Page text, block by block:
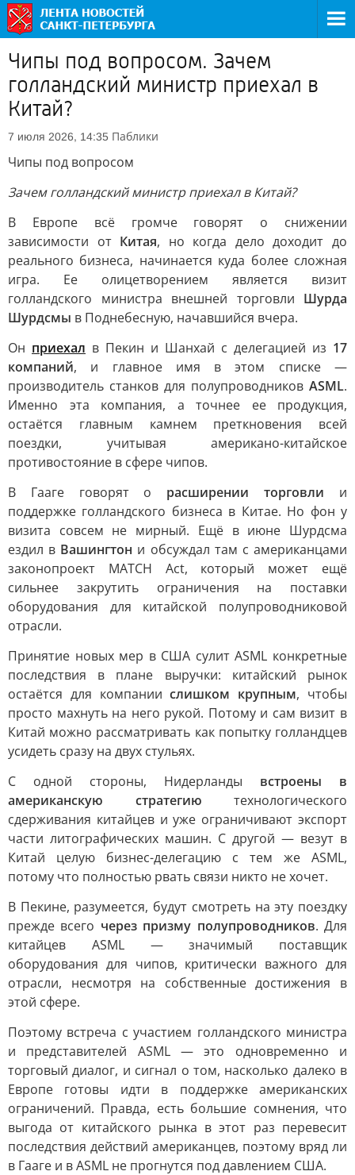
Чипы под вопросом. Зачем
голландский министр приехал в
Китай?
7 июля 2026, 14:35 Паблики
Чипы под вопросом
Зачем голландский министр приехал в Китай?
В Европе всё громче говорят о снижении
зависимости от Китая, но когда дело доходит до
реального бизнеса, начинается куда более сложная
игра. Ее олицетворением является визит
голландского министра внешней торговли Шурда
Шурдсмы в Поднебесную, начавшийся вчера.
Он приехал в Пекин и Шанхай с делегацией из 17
компаний, и главное имя в этом списке —
производитель станков для полупроводников ASML.
Именно эта компания, а точнее ее продукция,
остаётся главным камнем преткновения всей
поездки, учитывая американо-китайское
противостояние в сфере чипов.
В Гааге говорят о расширении торговли и
поддержке голландского бизнеса в Китае. Но фон у
визита совсем не мирный. Ещё в июне Шурдсма
ездил в Вашингтон и обсуждал там с американцами
законопроект MATCH Act, который может ещё
сильнее закрутить ограничения на поставки
оборудования для китайской полупроводниковой
отрасли.
Принятие новых мер в США сулит ASML конкретные
последствия в плане выручки: китайский рынок
остаётся для компаниислишком крупным, чтобы
просто махнуть на него рукой. Потому и сам визит в
Китай можно рассматривать как попытку голландцев
усидеть сразу на двух стульях.
С одной стороны, Нидерланды встроены в
американскую стратегию технологического
сдерживания китайцев и уже ограничивают экспорт
части литографических машин. С другой — везут в
Китай целую бизнес-делегацию с тем же ASML,
потому что полностью рвать связи никто не хочет.
В Пекине, разумеется, будут смотреть на эту поездку
прежде всего через призму полупроводников. Для
китайцев ASML — значимый поставщик
оборудования для чипов, критически важного для
отрасли, несмотря на собственные достижения в
этой сфере.
Поэтому встреча с участием голландского министра
и представителей ASML — это одновременно и
торговый диалог, и сигнал о том, насколько далеко в
Европе готовы идти в поддержке американских
ограничений. Правда, есть большие сомнения, что
выгода от китайского рынка в этот раз перевесит
последствия действий американцев, поэтому вряд ли
в Гааге и в ASML не прогнутся под давлением США.